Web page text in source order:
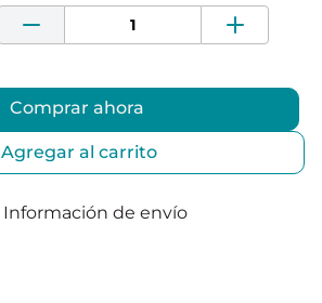
Comprar ahora
Agregar al carrito
Información de envío